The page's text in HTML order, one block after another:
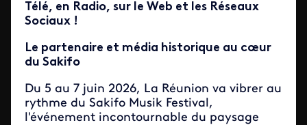
Télé, en Radio, sur le Web et les Réseaux
Sociaux !
Le partenaire et média historique au cœur
du Sakifo
Du 5 au 7 juin 2026, La Réunion va vibrer au
rythme du Sakifo Musik Festival,
l'événement incontournable du paysage